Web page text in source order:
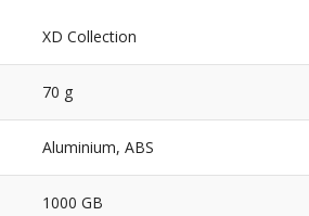
XD Collection
70 g
Aluminium, ABS
1000 GB